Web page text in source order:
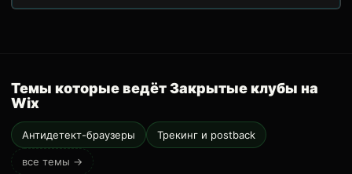
Темы которые ведёт Закрытые клубы на
Wix
Антидетект-браузеры Трекинг и postback
все темы →